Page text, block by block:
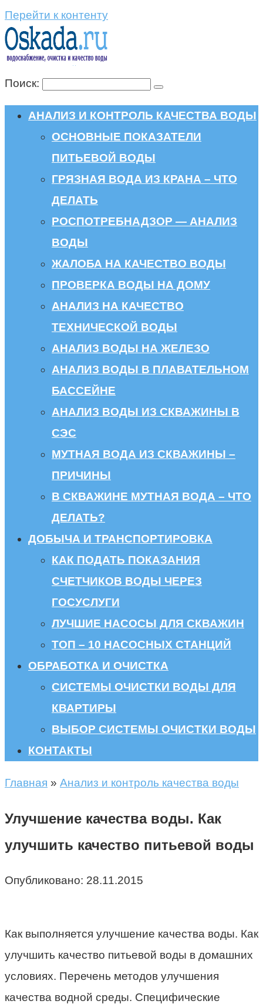
Перейти к контенту
Поиск:
АНАЛИЗ И КОНТРОЛЬ КАЧЕСТВА ВОДЫ
ОСНОВНЫЕ ПОКАЗАТЕЛИ
ПИТЬЕВОЙ ВОДЫ
ГРЯЗНАЯ ВОДА ИЗ КРАНА – ЧТО
ДЕЛАТЬ
РОСПОТРЕБНАДЗОР — АНАЛИЗ
ВОДЫ
ЖАЛОБА НА КАЧЕСТВО ВОДЫ
ПРОВЕРКА ВОДЫ НА ДОМУ
АНАЛИЗ НА КАЧЕСТВО
ТЕХНИЧЕСКОЙ ВОДЫ
АНАЛИЗ ВОДЫ НА ЖЕЛЕЗО
АНАЛИЗ ВОДЫ В ПЛАВАТЕЛЬНОМ
БАССЕЙНЕ
АНАЛИЗ ВОДЫ ИЗ СКВАЖИНЫ В
СЭС
МУТНАЯ ВОДА ИЗ СКВАЖИНЫ –
ПРИЧИНЫ
В СКВАЖИНЕ МУТНАЯ ВОДА – ЧТО
ДЕЛАТЬ?
ДОБЫЧА И ТРАНСПОРТИРОВКА
КАК ПОДАТЬ ПОКАЗАНИЯ
СЧЕТЧИКОВ ВОДЫ ЧЕРЕЗ
ГОСУСЛУГИ
ЛУЧШИЕ НАСОСЫ ДЛЯ СКВАЖИН
ТОП – 10 НАСОСНЫХ СТАНЦИЙ
ОБРАБОТКА И ОЧИСТКА
СИСТЕМЫ ОЧИСТКИ ВОДЫ ДЛЯ
КВАРТИРЫ
ВЫБОР СИСТЕМЫ ОЧИСТКИ ВОДЫ
КОНТАКТЫ
Главная » Анализ и контроль качества воды
Улучшение качества воды. Как
улучшить качество питьевой воды
Опубликовано: 28.11.2015
Как выполняется улучшение качества воды. Как
улучшить качество питьевой воды в домашних
условиях. Перечень методов улучшения
качества водной среды. Специфические